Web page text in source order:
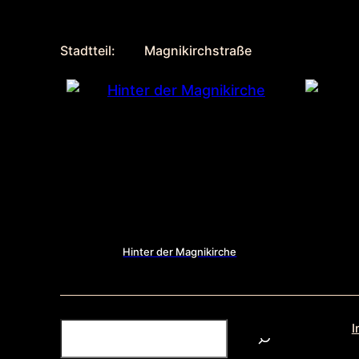
Stadtteil: Magnikirchstraße
Hinter der Magnikirche